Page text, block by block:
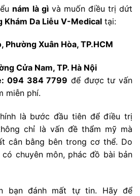
nám là gìvà muốn điều trị dứt
Khám Da Liễu V-Medical tại:
Phường Xuân Hòa, TP.HCM
Cửa Nam, TP. Hà Nội
094 384 7799 để được tư vấn
miễn phí.
là bước đầu tiên để điều trị
chỉ là vấn đề thẩm mỹ mà
cân bằng bên trong cơ thể. Do
chuyên môn, phác đồ bài bản
bạn đánh mất tự tin. Hãy để